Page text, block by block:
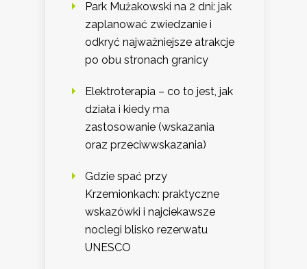
Park Mużakowski na 2 dni: jak
zaplanować zwiedzanie i
odkryć najważniejsze atrakcje
po obu stronach granicy
Elektroterapia – co to jest, jak
działa i kiedy ma
zastosowanie (wskazania
oraz przeciwwskazania)
Gdzie spać przy
Krzemionkach: praktyczne
wskazówki i najciekawsze
noclegi blisko rezerwatu
UNESCO